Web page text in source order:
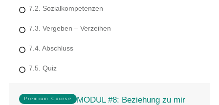
7.2. Sozialkompetenzen
7.3. Vergeben – Verzeihen
7.4. Abschluss
7.5. Quiz
Premium Course MODUL #8: Beziehung zu mir